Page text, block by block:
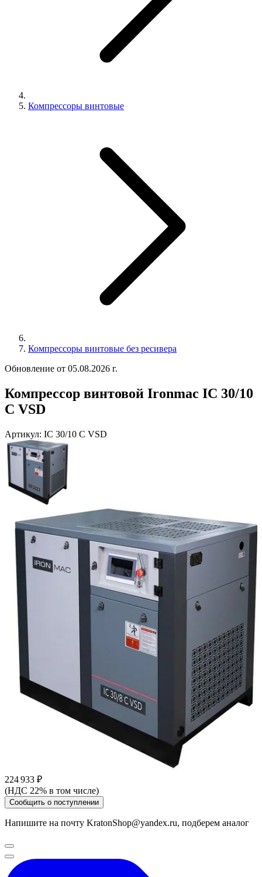
Компрессоры винтовые
Компрессоры винтовые без ресивера
Обновление от 05.08.2026 г.
Компрессор винтовой Ironmac IC 30/10
C VSD
Артикул: IC 30/10 C VSD
224 933 ₽
(НДС 22% в том числе)
Сообщить о поступлении
Напишите на почту KratonShop@yandex.ru, подберем аналог